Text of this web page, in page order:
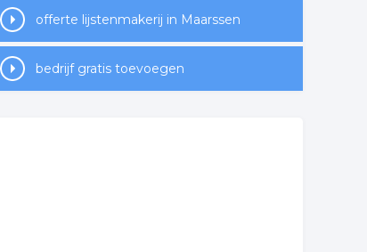
offerte lijstenmakerij in Maarssen
bedrijf gratis toevoegen